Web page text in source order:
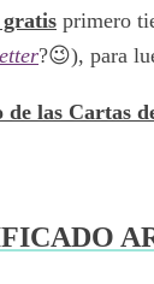
primero
?😉), para
de las Cartas